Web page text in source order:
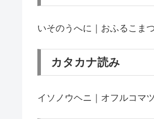
いそのうへに｜おふるこま
カタカナ読み
イソノウヘニ｜オフルコマ